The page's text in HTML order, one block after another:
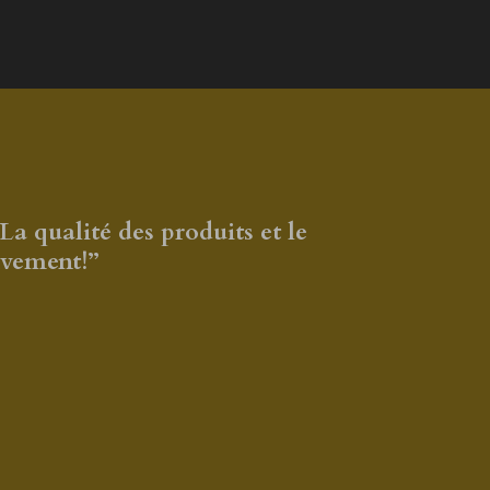
qualité des produits et le